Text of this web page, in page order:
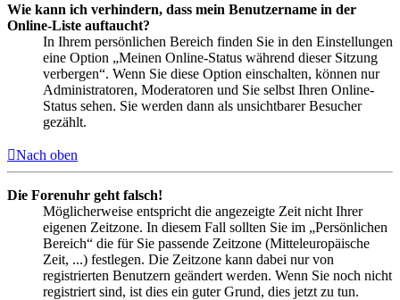
Wie kann ich verhindern, dass mein Benutzername in der
Online-Liste auftaucht?
In Ihrem persönlichen Bereich finden Sie in den Einstellungen
eine Option „Meinen Online-Status während dieser Sitzung
verbergen“. Wenn Sie diese Option einschalten, können nur
Administratoren, Moderatoren und Sie selbst Ihren Online-
Status sehen. Sie werden dann als unsichtbarer Besucher
gezählt.
Nach oben
Die Forenuhr geht falsch!
Möglicherweise entspricht die angezeigte Zeit nicht Ihrer
eigenen Zeitzone. In diesem Fall sollten Sie im „Persönlichen
Bereich“ die für Sie passende Zeitzone (Mitteleuropäische
Zeit, ...) festlegen. Die Zeitzone kann dabei nur von
registrierten Benutzern geändert werden. Wenn Sie noch nicht
registriert sind, ist dies ein guter Grund, dies jetzt zu tun.